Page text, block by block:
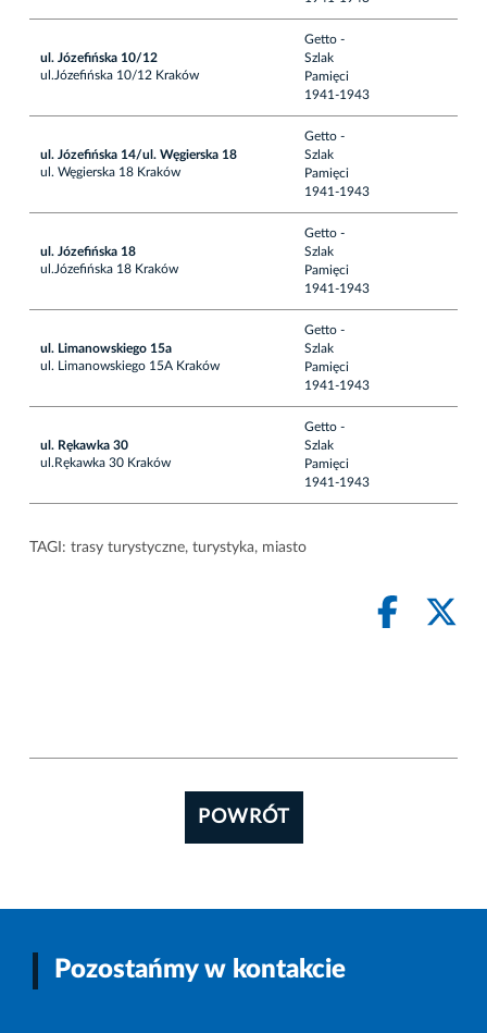
ul. Józefińska 10/12
ul.Józefińska 10/12 Kraków
Getto -
Szlak
Pamięci
1941-1943
ul. Józefińska 14/ul. Węgierska 18
ul. Węgierska 18 Kraków
Getto -
Szlak
Pamięci
1941-1943
ul. Józefińska 18
ul.Józefińska 18 Kraków
Getto -
Szlak
Pamięci
1941-1943
ul. Limanowskiego 15a
ul. Limanowskiego 15A Kraków
Getto -
Szlak
Pamięci
1941-1943
ul. Rękawka 30
ul.Rękawka 30 Kraków
Getto -
Szlak
Pamięci
1941-1943
TAGI: trasy turystyczne, turystyka, miasto
POWRÓT
Pozostańmy w kontakcie